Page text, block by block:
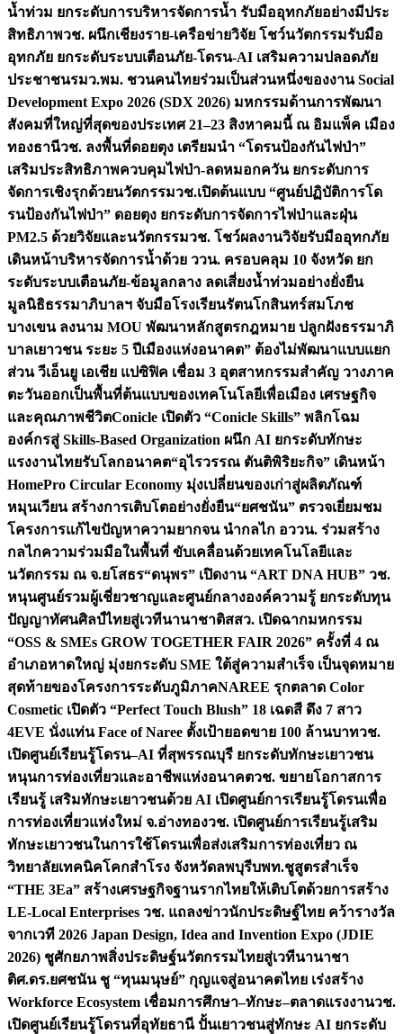
น้ำท่วม ยกระดับการบริหารจัดการน้ำ รับมืออุทกภัยอย่างมีประ
สิทธิภาพวช. ผนึกเชียงราย-เครือข่ายวิจัย โชว์นวัตกรรมรับมือ
อุทกภัย ยกระดับระบบเตือนภัย-โดรน-AI เสริมความปลอดภัย
ประชาชนรมว.พม. ชวนคนไทยร่วมเป็นส่วนหนึ่งของงาน Social
Development Expo 2026 (SDX 2026) มหกรรมด้านการพัฒนา
สังคมที่ใหญ่ที่สุดของประเทศ 21–23 สิงหาคมนี้ ณ อิมแพ็ค เมือง
ทองธานีวช. ลงพื้นที่ดอยตุง เตรียมนำ “โดรนป้องกันไฟป่า”
เสริมประสิทธิภาพควบคุมไฟป่า-ลดหมอกควัน ยกระดับการ
จัดการเชิงรุกด้วยนวัตกรรมวช.เปิดต้นแบบ “ศูนย์ปฏิบัติการโด
รนป้องกันไฟป่า” ดอยตุง ยกระดับการจัดการไฟป่าและฝุ่น
PM2.5 ด้วยวิจัยและนวัตกรรมวช. โชว์ผลงานวิจัยรับมืออุทกภัย
เดินหน้าบริหารจัดการน้ำด้วย ววน. ครอบคลุม 10 จังหวัด ยก
ระดับระบบเตือนภัย-ข้อมูลกลาง ลดเสี่ยงน้ำท่วมอย่างยั่งยืน
มูลนิธิธรรมาภิบาลฯ จับมือโรงเรียนรัตนโกสินทร์สมโภช
บางเขน ลงนาม MOU พัฒนาหลักสูตรกฎหมาย ปลูกฝังธรรมาภิ
บาลเยาวชน ระยะ 5 ปีเมืองแห่งอนาคต” ต้องไม่พัฒนาแบบแยก
ส่วน วีเอ็นยู เอเชีย แปซิฟิค เชื่อม 3 อุตสาหกรรมสำคัญ วางภาค
ตะวันออกเป็นพื้นที่ต้นแบบของเทคโนโลยีเพื่อเมือง เศรษฐกิจ
และคุณภาพชีวิตConicle เปิดตัว “Conicle Skills” พลิกโฉม
องค์กรสู่ Skills-Based Organization ผนึก AI ยกระดับทักษะ
แรงงานไทยรับโลกอนาคต“อุไรวรรณ ตันติพิริยะกิจ” เดินหน้า
HomePro Circular Economy มุ่งเปลี่ยนของเก่าสู่ผลิตภัณฑ์
หมุนเวียน สร้างการเติบโตอย่างยั่งยืน“ยศชนัน” ตรวจเยี่ยมชม
โครงการแก้ไขปัญหาความยากจน นำกลไก อววน. ร่วมสร้าง
กลไกความร่วมมือในพื้นที่ ขับเคลื่อนด้วยเทคโนโลยีและ
นวัตกรรม ณ จ.ยโสธร“ดนุพร” เปิดงาน “ART DNA HUB” วช.
หนุนศูนย์รวมผู้เชี่ยวชาญและศูนย์กลางองค์ความรู้ ยกระดับทุน
ปัญญาทัศนศิลป์ไทยสู่เวทีนานาชาติสสว. เปิดฉากมหกรรม
“OSS & SMEs GROW TOGETHER FAIR 2026” ครั้งที่ 4 ณ
อำเภอหาดใหญ่ มุ่งยกระดับ SME ใต้สู่ความสำเร็จ เป็นจุดหมาย
สุดท้ายของโครงการระดับภูมิภาคNAREE รุกตลาด Color
Cosmetic เปิดตัว “Perfect Touch Blush” 18 เฉดสี ดึง 7 สาว
4EVE นั่งแท่น Face of Naree ตั้งเป้ายอดขาย 100 ล้านบาทวช.
เปิดศูนย์เรียนรู้โดรน–AI ที่สุพรรณบุรี ยกระดับทักษะเยาวชน
หนุนการท่องเที่ยวและอาชีพแห่งอนาคตวช. ขยายโอกาสการ
เรียนรู้ เสริมทักษะเยาวชนด้วย AI เปิดศูนย์การเรียนรู้โดรนเพื่อ
การท่องเที่ยวแห่งใหม่ จ.อ่างทองวช. เปิดศูนย์การเรียนรู้เสริม
ทักษะเยาวชนในการใช้โดรนเพื่อส่งเสริมการท่องเที่ยว ณ
วิทยาลัยเทคนิคโคกสำโรง จังหวัดลพบุรีบพท.ชูสูตรสำเร็จ
“THE 3Ea” สร้างเศรษฐกิจฐานรากไทยให้เติบโตด้วยการสร้าง
LE-Local Enterprises วช. แถลงข่าวนักประดิษฐ์ไทย คว้ารางวัล
จากเวที 2026 Japan Design, Idea and Invention Expo (JDIE
2026) ชูศักยภาพสิ่งประดิษฐ์นวัตกรรมไทยสู่เวทีนานาชา
ติศ.ดร.ยศชนัน ชู “ทุนมนุษย์” กุญแจสู่อนาคตไทย เร่งสร้าง
Workforce Ecosystem เชื่อมการศึกษา–ทักษะ–ตลาดแรงงานวช.
เปิดศูนย์เรียนรู้โดรนที่อุทัยธานี ปั้นเยาวชนสู่ทักษะ AI ยกระดับ